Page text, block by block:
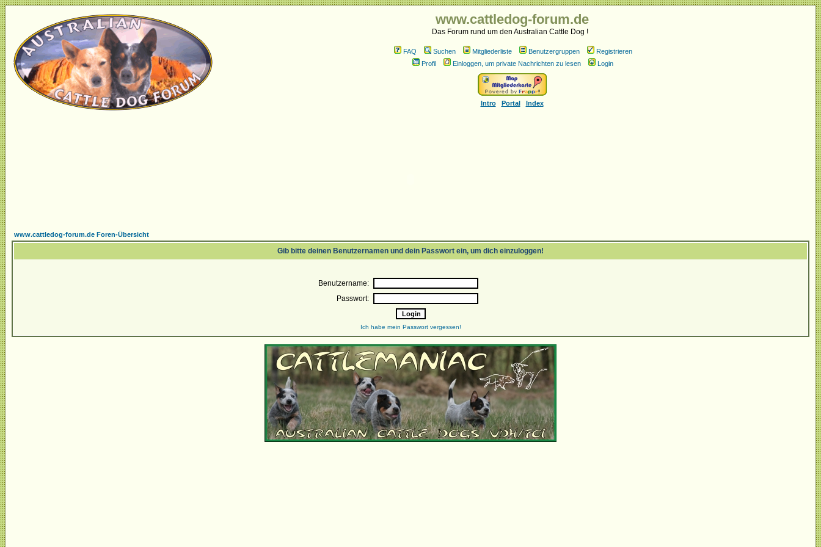
www.cattledog-forum.de
Das Forum rund um den Australian Cattle Dog !
FAQ Suchen Mitgliederliste Benutzergruppen
Registrieren
Profil
Einloggen, um private Nachrichten zu lesen Login
Intro Portal Index
www.cattledog-forum.de Foren-Übersicht
Gib bitte deinen Benutzernamen und dein Passwort ein, um dich einzuloggen!
Benutzername:
Passwort:
Ich habe mein Passwort vergessen!